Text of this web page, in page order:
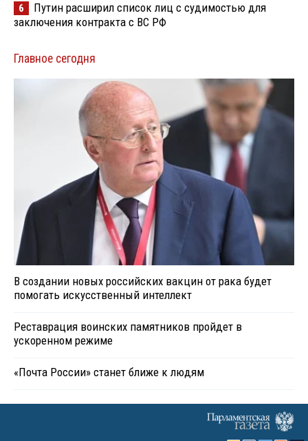
6
Путин расширил список лиц с судимостью для
заключения контракта с ВС РФ
Главное сегодня
В создании новых российских вакцин от рака будет
помогать искусственный интеллект
Реставрация воинских памятников пройдет в
ускоренном режиме
«Почта России» станет ближе к людям